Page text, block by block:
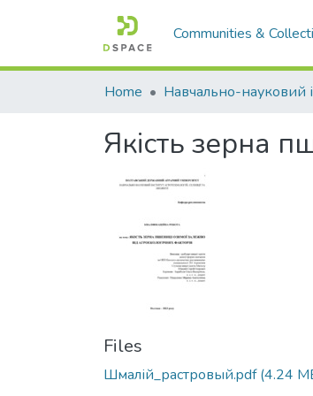
Communities &
Home
Якість зерна
Files
Шмалій_растровый.pdf(4.24